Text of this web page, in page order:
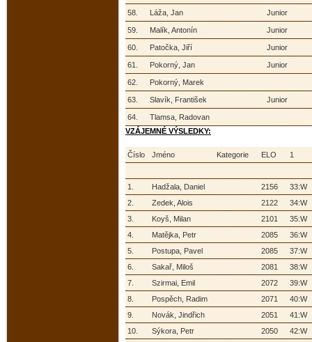
58. Láža, Jan Junior
59. Malík, Antonín Junior
60. Patočka, Jiří Junior
61. Pokorný, Jan Junior
62. Pokorný, Marek
63. Slavík, František Junior
64.
Tlamsa, Radovan
VZÁJEMNÉ VÝSLEDKY:
Číslo Jméno Kategorie ELO 1
1. Hadžala, Daniel 2156
33:W
2.
Zedek, Alois 2122
34:W
3.
Koyš, Milan 2101
35:W
4.
Matějka, Petr 2085
36:W
5.
Postupa, Pavel 2085
37:W
6.
Sakař, Miloš 2081
38:W
7.
Szirmai, Emil 2072
39:W
8.
Pospěch, Radim 2071
40:W
9.
Novák, Jindřich 2051
41:W
10.
Sýkora, Petr 2050
42:W